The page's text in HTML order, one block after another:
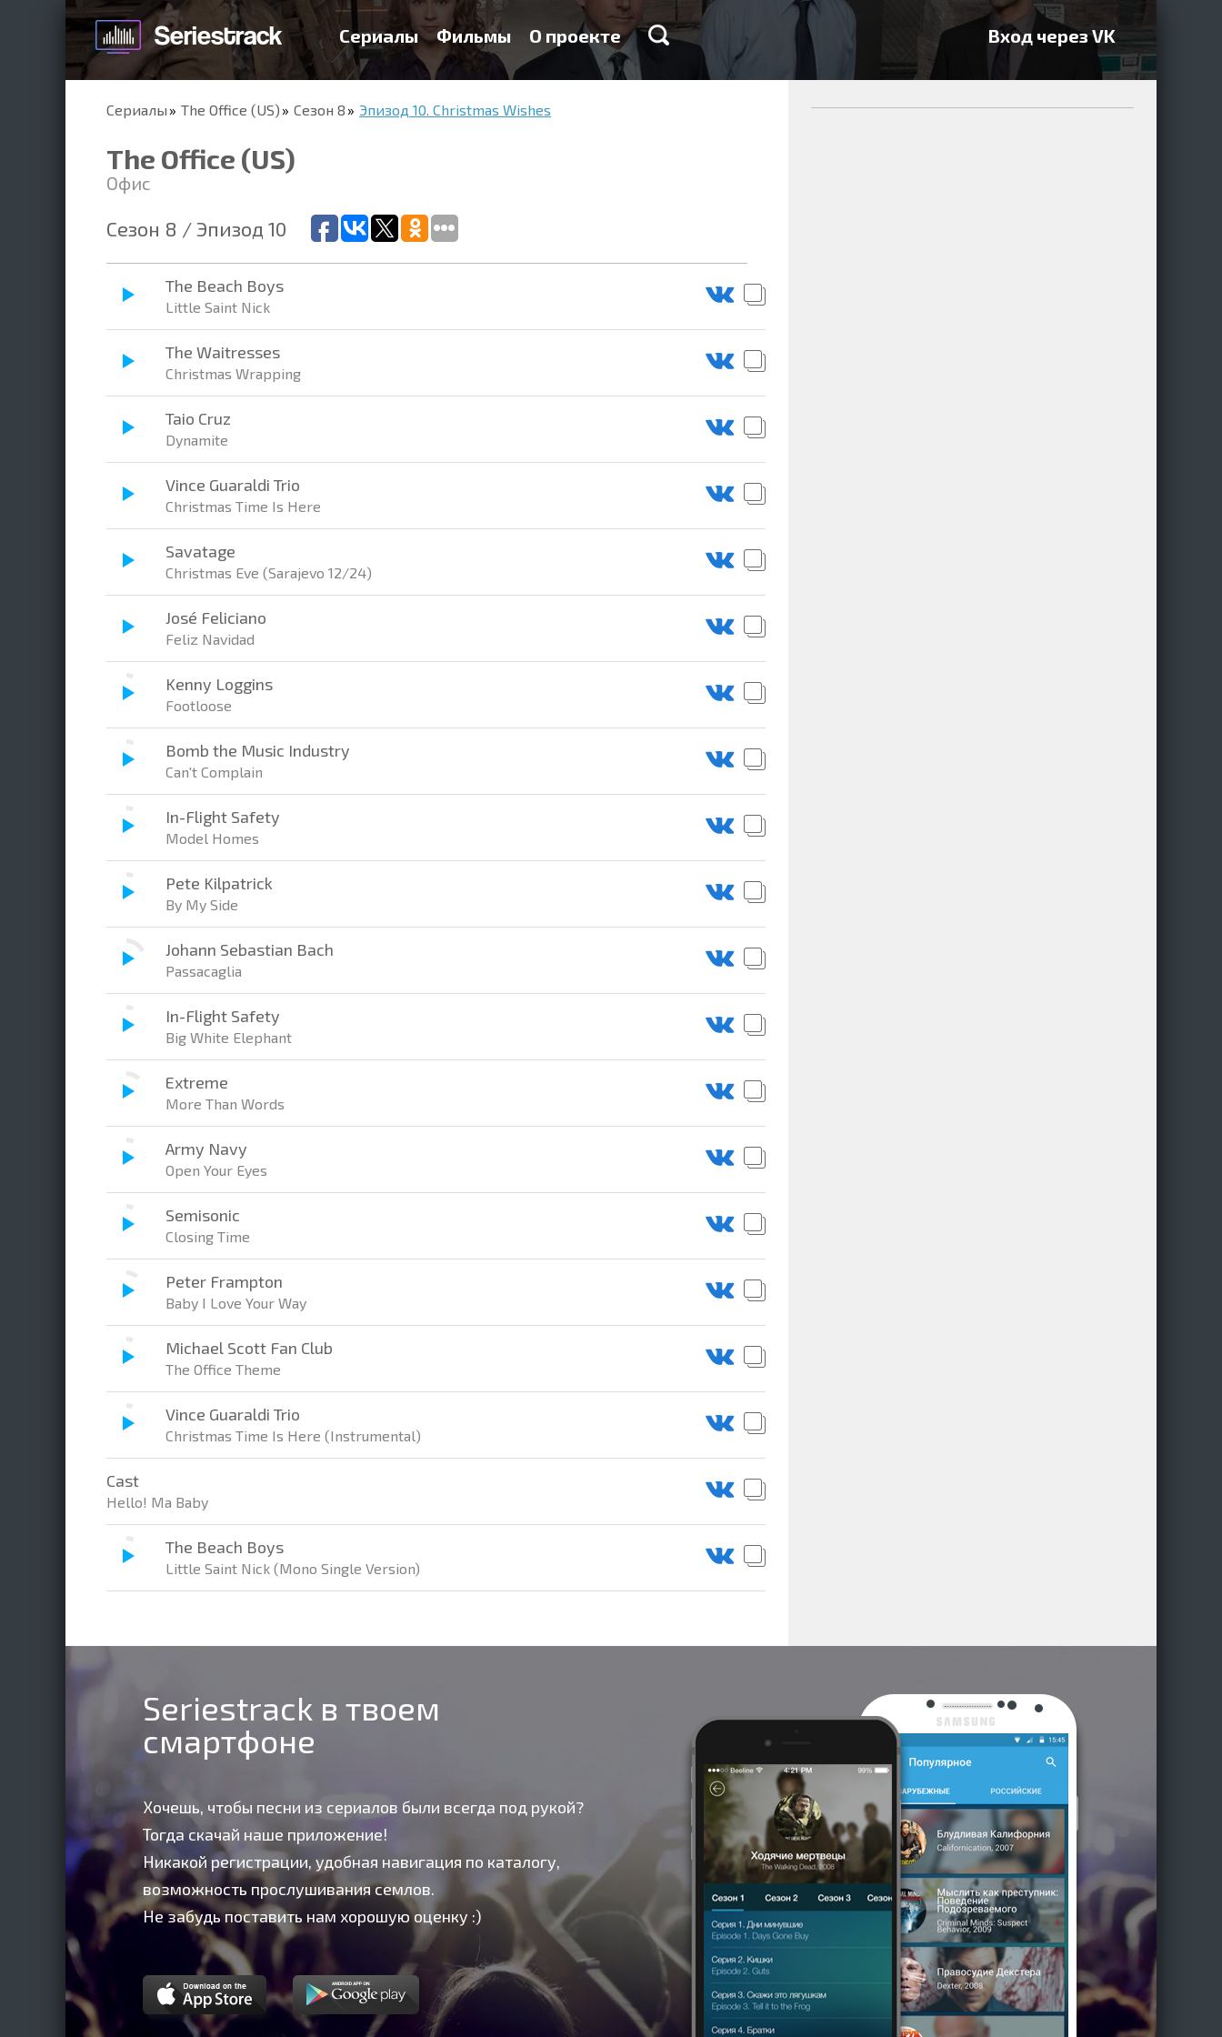
Сериалы Фильмы О проекте Вход через VK
Сериалы The Office (US) Сезон 8 Эпизод 10. Christmas Wishes
The Office (US)
Офис
Сезон 8 / Эпизод 10
The Beach Boys
Little Saint Nick
The Waitresses
Christmas Wrapping
Taio Cruz
Dynamite
Vince Guaraldi Trio
Christmas Time Is Here
Savatage
Christmas Eve (Sarajevo 12/24)
José Feliciano
Feliz Navidad
Kenny Loggins
Footloose
Bomb the Music Industry
Can't Complain
In-Flight Safety
Model Homes
Pete Kilpatrick
By My Side
Johann Sebastian Bach
Passacaglia
In-Flight Safety
Big White Elephant
Extreme
More Than Words
Army Navy
Open Your Eyes
Semisonic
Closing Time
Peter Frampton
Baby I Love Your Way
Michael Scott Fan Club
The Office Theme
Vince Guaraldi Trio
Christmas Time Is Here (Instrumental)
Cast
Hello! Ma Baby
The Beach Boys
Little Saint Nick (Mono Single Version)
Seriestrack в твоем
смартфоне
Хочешь, чтобы песни из сериалов были всегда под рукой?
Тогда скачай наше приложение!
Никакой регистрации, удобная навигация по каталогу,
возможность прослушивания семлов.
Не забудь поставить нам хорошую оценку :)